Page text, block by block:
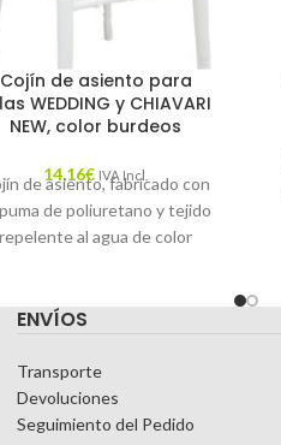
Cojín de asiento para
WEDDING y CHIAVARI
NEW, color burdeos
14,16€ IVA Incl.
de asiento, fabricado con
de poliuretano y tejido
repelente al agua de color
ENVÍOS
Transporte
Devoluciones
Seguimiento del Pedido